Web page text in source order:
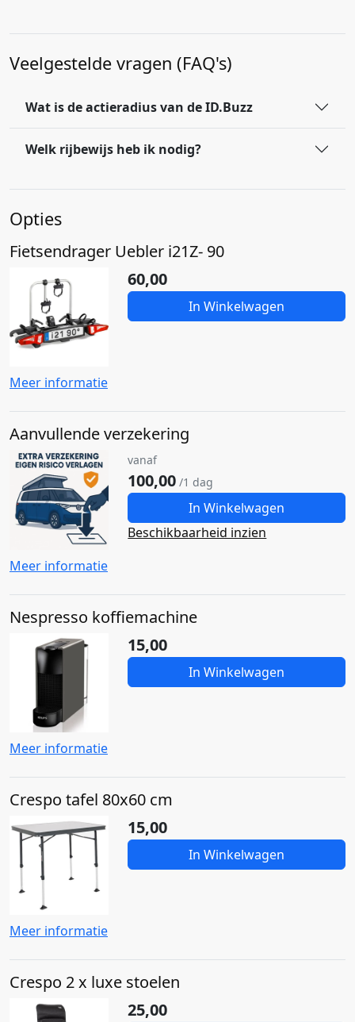
Veelgestelde vragen (FAQ's)
Wat is de actieradius van de ID.Buzz
Welk rijbewijs heb ik nodig?
Opties
Fietsendrager Uebler i21Z- 90
60,00
In Winkelwagen
Meer informatie
Aanvullende verzekering
vanaf
100,00 /1 dag
In Winkelwagen
Beschikbaarheid inzien
Meer informatie
Nespresso koffiemachine
15,00
In Winkelwagen
Meer informatie
Crespo tafel 80x60 cm
15,00
In Winkelwagen
Meer informatie
Crespo 2 x luxe stoelen
25,00